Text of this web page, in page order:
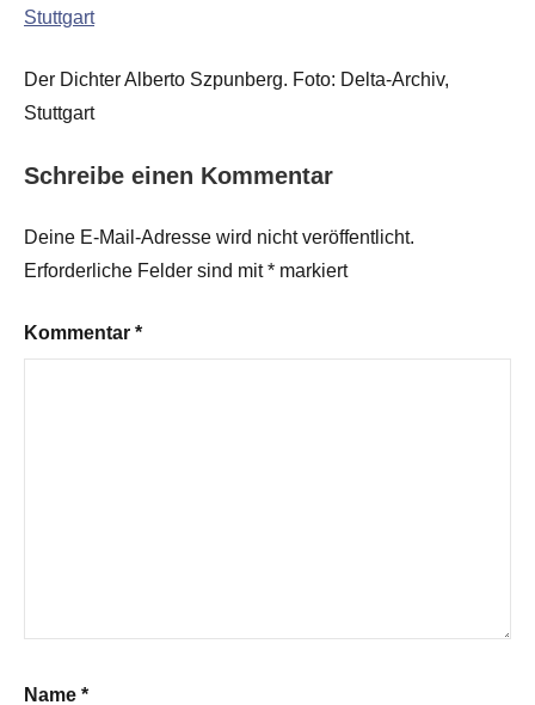
Der Dichter Alberto Szpunberg. Foto: Delta-Archiv,
Stuttgart
Schreibe einen Kommentar
Deine E-Mail-Adresse wird nicht veröffentlicht.
Erforderliche Felder sind mit* markiert
Kommentar *
Name *